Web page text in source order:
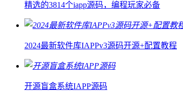
精选的3814个iapp源码，编程玩家必备
2024最新软件库IAPPv3源码开源+配置教程
开源盲盒系统IAPP源码